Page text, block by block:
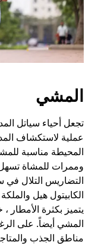
التقويم.
المشي
تجعل أحياء سياتل
عملية لاستكشاف
المحيطة مناسبة
وممرات للمشاة
التضاريس التلال في
الكابيتول هيل
يتميز بكثرة
المشي أيضاً. على
مناطق الجذب